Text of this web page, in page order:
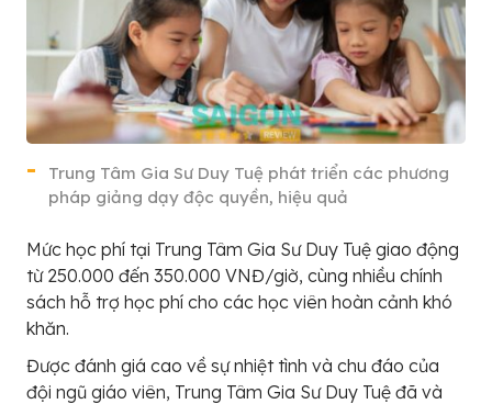
Trung Tâm Gia Sư Duy Tuệ phát triển các phương
pháp giảng dạy độc quyền, hiệu quả
Mức học phí tại Trung Tâm Gia Sư Duy Tuệ giao động
từ 250.000 đến 350.000 VNĐ/giờ, cùng nhiều chính
sách hỗ trợ học phí cho các học viên hoàn cảnh khó
khăn.
Được đánh giá cao về sự nhiệt tình và chu đáo của
đội ngũ giáo viên, Trung Tâm Gia Sư Duy Tuệ đã và